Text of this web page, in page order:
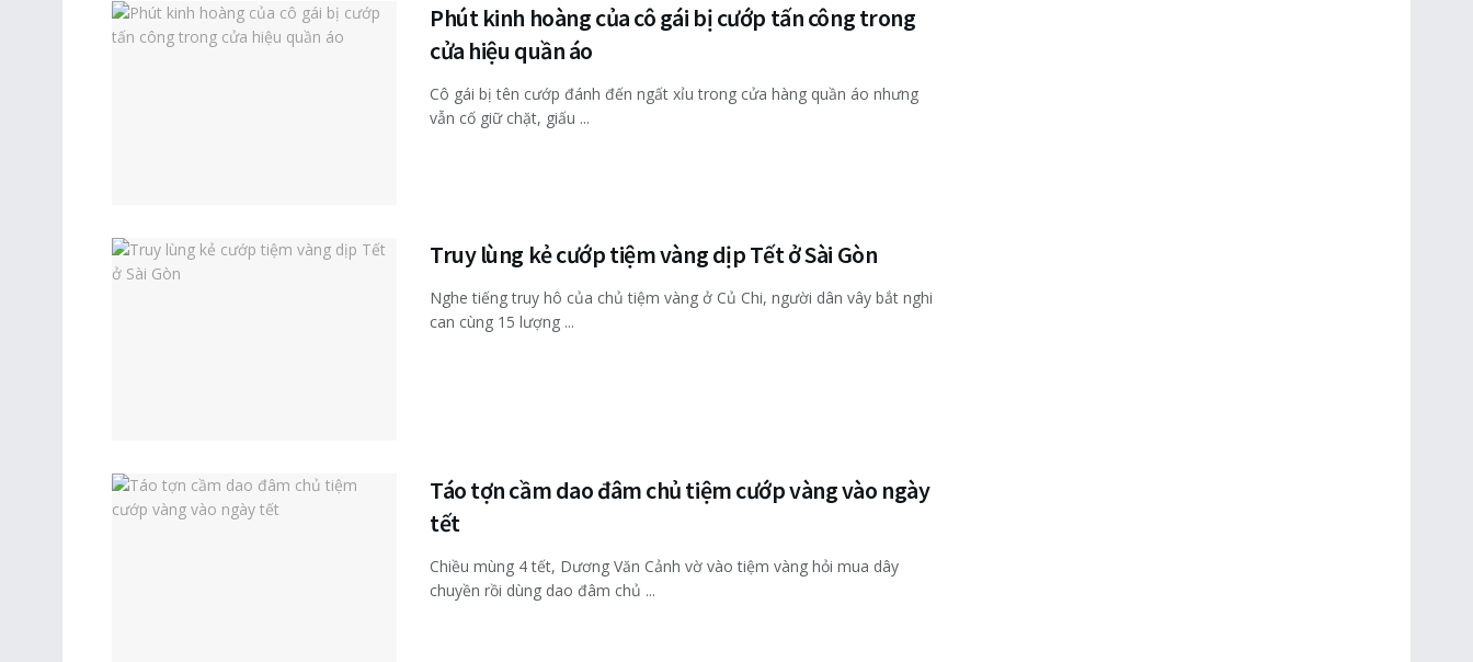
Phút kinh hoàng của cô gái bị cướp tấn công trong
cửa hiệu quần áo
Cô gái bị tên cướp đánh đến ngất xỉu trong cửa hàng quần áo nhưng
vẫn cố giữ chặt, giấu ...
Truy lùng kẻ cướp tiệm vàng dịp Tết ở Sài Gòn
Nghe tiếng truy hô của chủ tiệm vàng ở Củ Chi, người dân vây bắt nghi
can cùng 15 lượng ...
Táo tợn cầm dao đâm chủ tiệm cướp vàng vào ngày
tết
Chiều mùng 4 tết, Dương Văn Cảnh vờ vào tiệm vàng hỏi mua dây
chuyền rồi dùng dao đâm chủ ...